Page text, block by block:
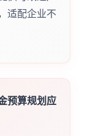
适配企业不
预算规划应